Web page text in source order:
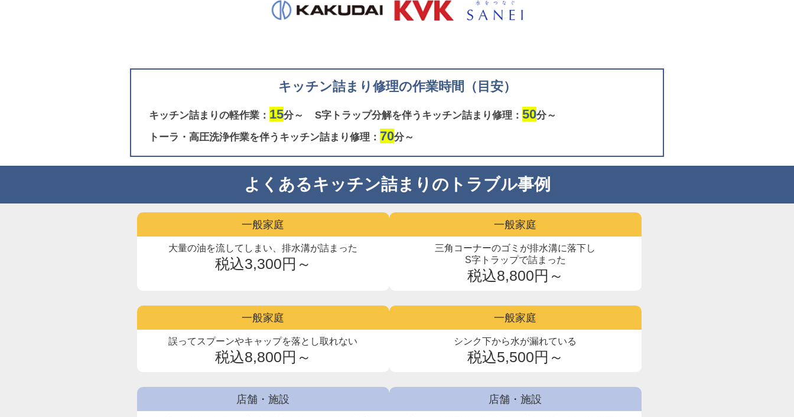
キッチン詰まり修理の作業時間（目安）
キッチン詰まりの軽作業： 15分～ S字トラップ分解を伴うキッチン詰まり修理： 50分～
トーラ・高圧洗浄作業を伴うキッチン詰まり修理： 70分～
よくあるキッチン詰まりのトラブル事例
一般家庭
大量の油を流してしまい、排水溝が詰まった
税込3,300円～
一般家庭
三角コーナーのゴミが排水溝に落下し
S字トラップで詰まった
税込8,800円～
一般家庭
誤ってスプーンやキャップを落とし取れない
税込8,800円～
一般家庭
シンク下から水が漏れている
税込5,500円～
店舗・施設 店舗・施設